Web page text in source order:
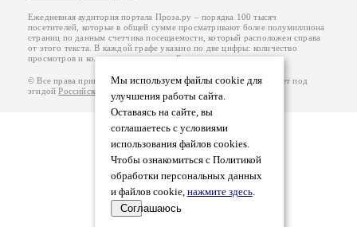
Мы используем файлы cookie для
улучшения работы сайта.
Оставаясь на сайте, вы
соглашаетесь с условиями
использования файлов cookies.
Чтобы ознакомиться с Политикой
обработки персональных данных
и файлов cookie, нажмите здесь.
Соглашаюсь
Ежедневная аудитория портала Проза.ру – порядка 100 тысяч
посетителей, которые в общей сумме просматривают более полумиллиона
страниц по данным счетчика посещаемости, который расположен справа
от этого текста. В каждой графе указано по две цифры: количество
просмотров и количество посетителей.
© Все права принадлежат авторам, 2000-2026. Портал работает под
эгидойРоссийского союза писателей.